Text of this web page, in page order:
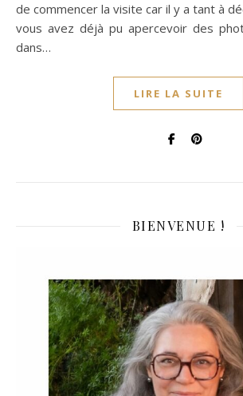
de commencer la visite car il y a tant à
vous avez déjà pu apercevoir des
dans…
LIRE LA SUITE
BIENVENUE !